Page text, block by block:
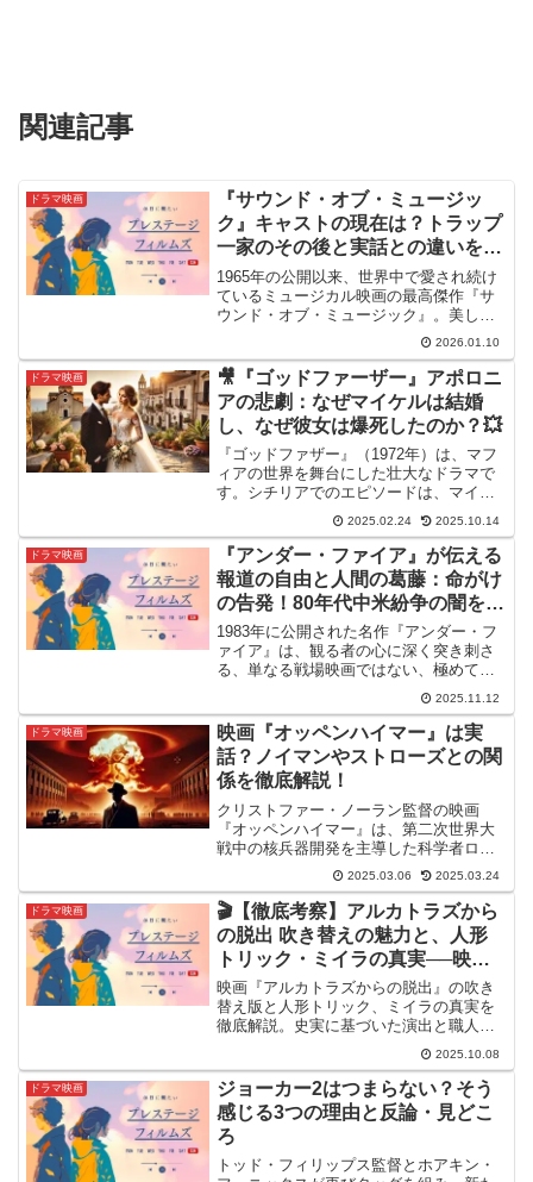
関連記事
ドラマ映画
『サウンド・オブ・ミュージッ
ク』キャストの現在は？トラップ
一家のその後と実話との違いを解
説
1965年の公開以来、世界中で愛され続け
ているミュージカル映画の最高傑作『サ
ウンド・オブ・ミュージック』。美しい
歌声とオーストリアの絶景、そしてナチ
スの脅威に立ち向かう家族の姿は、今な
お私たちの心を打ちます。しかし、映画
を観終わった後、「あ...
2026.01.10
ドラマ映画
🎥『ゴッドファーザー』アポロニ
アの悲劇：なぜマイケルは結婚
し、なぜ彼女は爆死したのか？💥
『ゴッドファザー』（1972年）は、マフ
ィアの世界を舞台にした壮大なドラマで
す。シチリアでのエピソードは、マイケ
ルの人生における大きな転換点となりま
した。ニューヨークで警察官マクラスキ
ーを射殺したマイケルは、シチリアへと
逃亡。そこで彼は、美...
2025.02.24 2025.10.14
ドラマ映画
『アンダー・ファイア』が伝える
報道の自由と人間の葛藤：命がけ
の告発！80年代中米紛争の闇を抉
る衝撃作
1983年に公開された名作『アンダー・フ
ァイア』は、観る者の心に深く突き刺さ
る、単なる戦場映画ではない、極めて人
間味あふれるドラマです。舞台は、1979
年のニカラグア。独裁政権と、サンディ
ニスタ民族解放戦線との間で激しい内戦
が繰り広げられて...
2025.11.12
ドラマ映画
映画『オッペンハイマー』は実
話？ノイマンやストローズとの関
係を徹底解説！
クリストファー・ノーラン監督の映画
『オッペンハイマー』は、第二次世界大
戦中の核兵器開発を主導した科学者ロバ
ート・オッペンハイマーの実話をもとに
した壮大な作品です。この映画は、彼の
科学的な功績だけでなく、政治的な陰謀
や道徳的な葛藤を描いており...
2025.03.06 2025.03.24
ドラマ映画
🎬【徹底考察】アルカトラズから
の脱出 吹き替えの魅力と、人形
トリック・ミイラの真実──映画
が描いた“完璧な脱獄”の裏側
映画『アルカトラズからの脱出』の吹き
替え版と人形トリック、ミイラの真実を
徹底解説。史実に基づいた演出と職人技
が生むリアルな緊張感を深掘りします。
2025.10.08
ドラマ映画
ジョーカー2はつまらない？そう
感じる3つの理由と反論・見どこ
ろ
トッド・フィリップス監督とホアキン・